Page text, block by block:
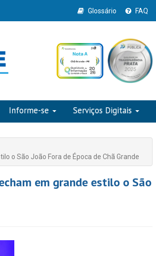
Glossário FAQ
Informe-se Serviços Digitais
o São João Fora de Época de Chã Grande
em grande estilo o São